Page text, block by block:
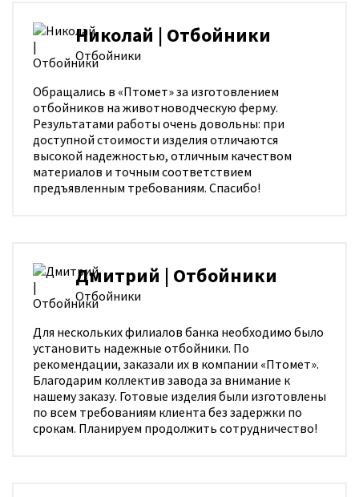
Николай | Отбойники
Отбойники
Обращались в «Птомет» за изготовлением
отбойников на животноводческую ферму.
Результатами работы очень довольны: при
доступной стоимости изделия отличаются
высокой надежностью, отличным качеством
материалов и точным соответствием
предъявленным требованиям. Спасибо!
Дмитрий | Отбойники
Отбойники
Для нескольких филиалов банка необходимо было
установить надежные отбойники. По
рекомендации, заказали их в компании «Птомет».
Благодарим коллектив завода за внимание к
нашему заказу. Готовые изделия были изготовлены
по всем требованиям клиента без задержки по
срокам. Планируем продолжить сотрудничество!